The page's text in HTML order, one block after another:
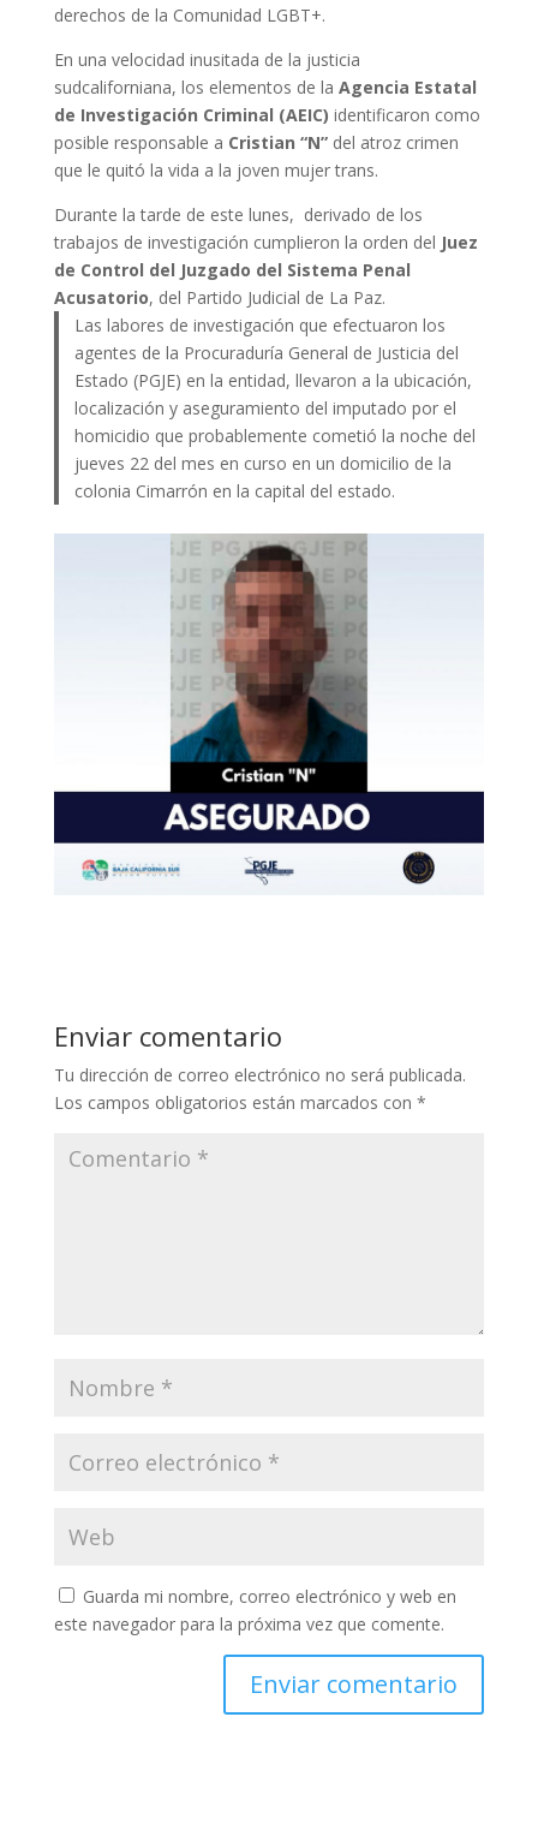
derechos de la Comunidad LGBT+.
En una velocidad inusitada de la justicia
sudcaliforniana, los elementos de la Agencia Estatal
de Investigación Criminal (AEIC) identificaron como
posible responsable a Cristian “N”del atroz crimen
que le quitó la vida a la joven mujer trans.
Durante la tarde de este lunes, derivado de los
trabajos de investigación cumplieron la orden del Juez
de Control del Juzgado del Sistema Penal
Acusatorio, del Partido Judicial de La Paz.
Las labores de investigación que efectuaron los
agentes de la Procuraduría General de Justicia del
Estado (PGJE) en la entidad, llevaron a la ubicación,
localización y aseguramiento del imputado por el
homicidio que probablemente cometió la noche del
jueves 22 del mes en curso en un domicilio de la
colonia Cimarrón en la capital del estado.
Enviar comentario
Tu dirección de correo electrónico no será publicada.
Los campos obligatorios están marcados con *
Guarda mi nombre, correo electrónico y web en
este navegador para la próxima vez que comente.